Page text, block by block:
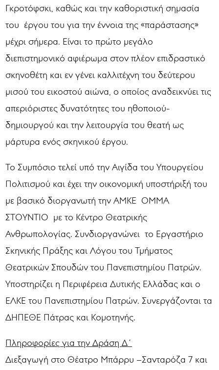
Γκροτόφσκι, καθώς και την καθοριστική σημασία
του έργου του για την έννοια της «παράστασης»
μέχρι σήμερα. Είναι το πρώτο μεγάλο
διεπιστημονικό αφιέρωμα στον πλέον επιδραστικό
σκηνοθέτη και εν γένει καλλιτέχνη του δεύτερου
μισού του εικοστού αιώνα, ο οποίος αναδεικνύει τις
απεριόριστες δυνατότητες του ηθοποιού-
δημιουργού και την λειτουργία του θεατή ως
μάρτυρα ενός σκηνικού έργου.
Το Συμπόσιο τελεί υπό την Αιγίδα του Υπουργείου
Πολιτισμού και έχει την οικονομική υποστήριξή του
με βασικό διοργανωτή την ΑΜΚΕ ΟΜΜΑ
ΣΤΟΥΝΤΙΟ με το Κέντρο Θεατρικής
Ανθρωπολογίας. Συνδιοργανώνει το Εργαστήριο
Σκηνικής Πράξης και Λόγου του Τμήματος
Θεατρικών Σπουδών του Πανεπιστημίου Πατρών.
Υποστηρίζει η Περιφέρεια Δυτικής Ελλάδας και ο
ΕΛΚΕ του Πανεπιστημίου Πατρών. Συνεργάζονται τα
ΔΗΠΕΘΕ Πάτρας και Κομοτηνής.
Πληροφορίες για την Δράση Δ΄
Διεξαγωγή στο Θέατρο Μπάρρυ –Σανταρόζα 7 και